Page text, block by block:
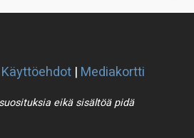
Käyttöehdot | Mediakortti
eikä sisältöä pidä